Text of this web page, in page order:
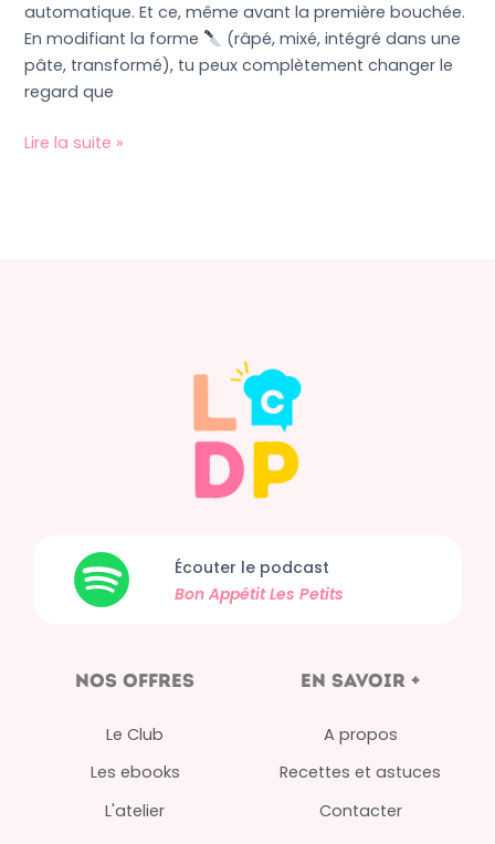
automatique. Et ce, même avant la première bouchée.
En modifiant la forme
(râpé, mixé, intégré dans une
pâte, transformé), tu peux complètement changer le
regard que
Lire la suite »
Écouter le podcast
Bon AppétitLes Petits
nos offres
Le Club
Les ebooks
L'atelier
en savoir +
A propos
Recettes et astuces
Contacter